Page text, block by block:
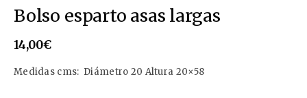
Bolso esparto asas largas
14,00€
Medidas cms: Diámetro 20 Altura 20×58